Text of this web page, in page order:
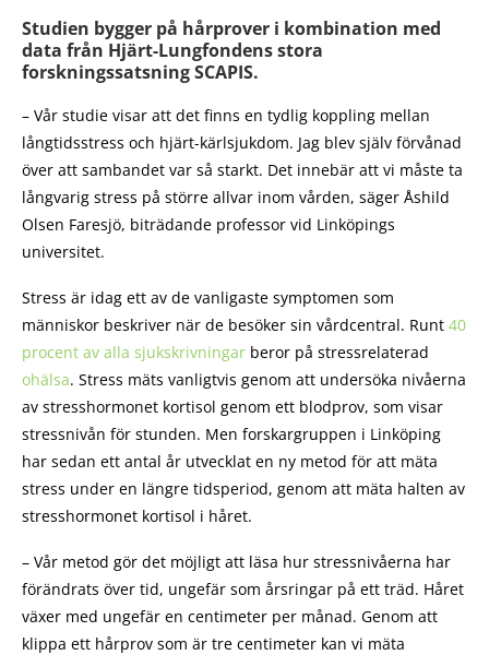
Studien bygger på hårprover i kombination med
data från Hjärt-Lungfondens stora
forskningssatsning SCAPIS.
– Vår studie visar att det finns en tydlig koppling mellan
långtidsstress och hjärt-kärlsjukdom. Jag blev själv förvånad
över att sambandet var så starkt. Det innebär att vi måste ta
långvarig stress på större allvar inom vården, säger Åshild
Olsen Faresjö, biträdande professor vid Linköpings
universitet.
Stress är idag ett av de vanligaste symptomen som
människor beskriver när de besöker sin vårdcentral. Runt 40
procent av alla sjukskrivningar beror på stressrelaterad
ohälsa. Stress mäts vanligtvis genom att undersöka nivåerna
av stresshormonet kortisol genom ett blodprov, som visar
stressnivån för stunden. Men forskargruppen i Linköping
har sedan ett antal år utvecklat en ny metod för att mäta
stress under en längre tidsperiod, genom att mäta halten av
stresshormonet kortisol i håret.
– Vår metod gör det möjligt att läsa hur stressnivåerna har
förändrats över tid, ungefär som årsringar på ett träd. Håret
växer med ungefär en centimeter per månad. Genom att
klippa ett hårprov som är tre centimeter kan vi mäta